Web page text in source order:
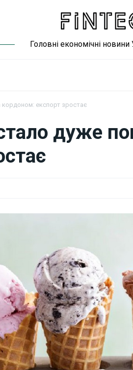
Головні економічні новини
експорт зростає
дуже